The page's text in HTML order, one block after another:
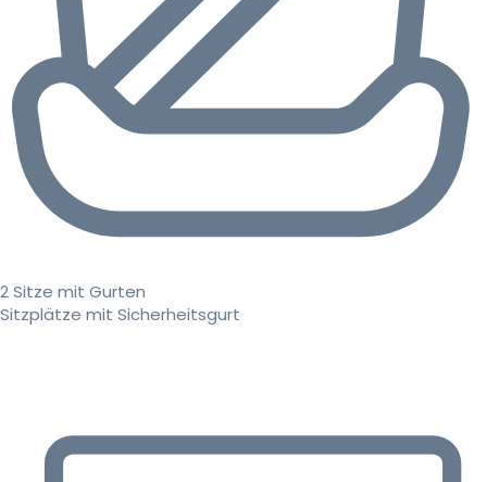
2 Sitze mit Gurten
Sitzplätze mit Sicherheitsgurt